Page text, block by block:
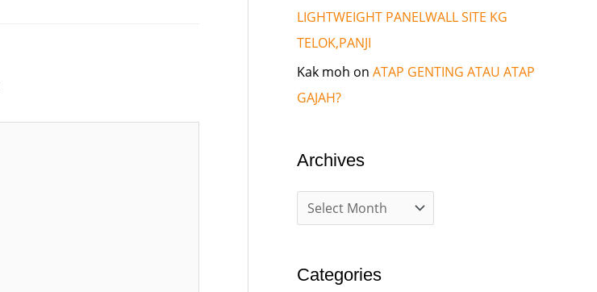
LIGHTWEIGHT PANELWALL SITE KG
TELOK,PANJI
Kak moh on ATAP GENTING ATAU ATAP
GAJAH?
Archives
Categories